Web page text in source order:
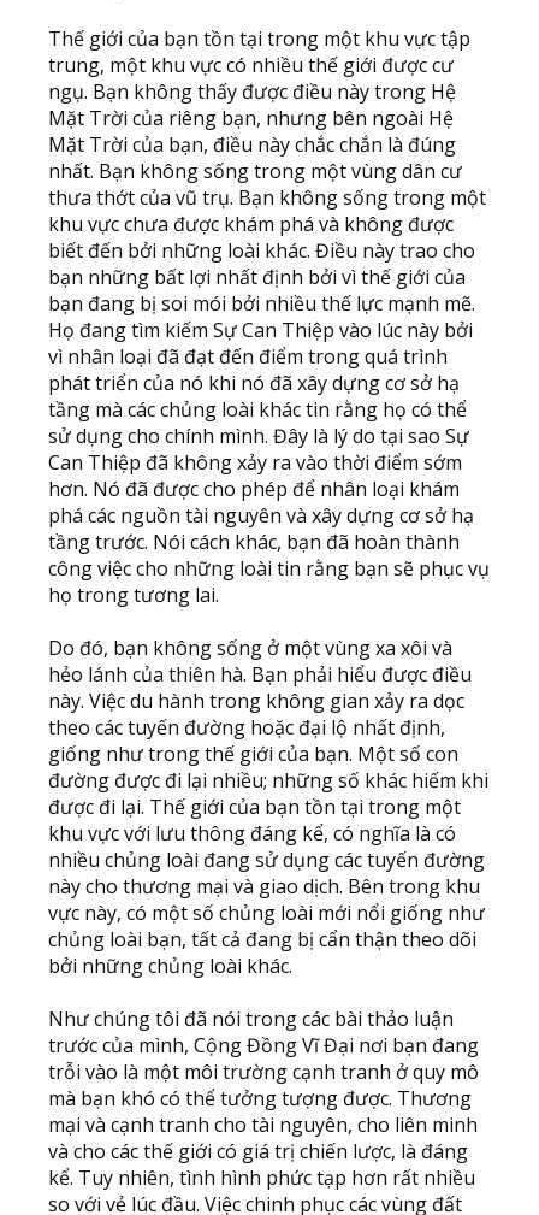
Thế giới của bạn tồn tại trong một khu vực tập
trung, một khu vực có nhiều thế giới được cư
ngụ. Bạn không thấy được điều này trong Hệ
Mặt Trời của riêng bạn, nhưng bên ngoài Hệ
Mặt Trời của bạn, điều này chắc chắn là đúng
nhất. Bạn không sống trong một vùng dân cư
thưa thớt của vũ trụ. Bạn không sống trong một
khu vực chưa được khám phá và không được
biết đến bởi những loài khác. Điều này trao cho
bạn những bất lợi nhất định bởi vì thế giới của
bạn đang bị soi mói bởi nhiều thế lực mạnh mẽ.
Họ đang tìm kiếm Sự Can Thiệp vào lúc này bởi
vì nhân loại đã đạt đến điểm trong quá trình
phát triển của nó khi nó đã xây dựng cơ sở hạ
tầng mà các chủng loài khác tin rằng họ có thể
sử dụng cho chính mình. Đây là lý do tại sao Sự
Can Thiệp đã không xảy ra vào thời điểm sớm
hơn. Nó đã được cho phép để nhân loại khám
phá các nguồn tài nguyên và xây dựng cơ sở hạ
tầng trước. Nói cách khác, bạn đã hoàn thành
công việc cho những loài tin rằng bạn sẽ phục vụ
họ trong tương lai.
Do đó, bạn không sống ở một vùng xa xôi và
hẻo lánh của thiên hà. Bạn phải hiểu được điều
này. Việc du hành trong không gian xảy ra dọc
theo các tuyến đường hoặc đại lộ nhất định,
giống như trong thế giới của bạn. Một số con
đường được đi lại nhiều; những số khác hiếm khi
được đi lại. Thế giới của bạn tồn tại trong một
khu vực với lưu thông đáng kể, có nghĩa là có
nhiều chủng loài đang sử dụng các tuyến đường
này cho thương mại và giao dịch. Bên trong khu
vực này, có một số chủng loài mới nổi giống như
chủng loài bạn, tất cả đang bị cẩn thận theo dõi
bởi những chủng loài khác.
Như chúng tôi đã nói trong các bài thảo luận
trước của mình, Cộng Đồng Vĩ Đại nơi bạn đang
trỗi vào là một môi trường cạnh tranh ở quy mô
mà bạn khó có thể tưởng tượng được. Thương
mại và cạnh tranh cho tài nguyên, cho liên minh
và cho các thế giới có giá trị chiến lược, là đáng
kể. Tuy nhiên, tình hình phức tạp hơn rất nhiều
so với vẻ lúc đầu. Việc chinh phục các vùng đất